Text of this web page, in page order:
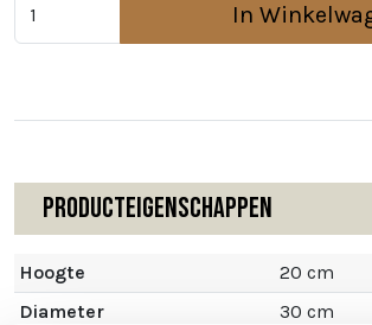
In
Producteigenschappen
Hoogte
20 cm
Diameter
30 cm